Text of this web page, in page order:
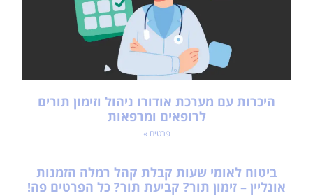
היכרות עם מערכת אודורו ניהול וזימון תורים
לרופאים ומרפאות
פרטים »
ביטוח לאומי שעות קבלת קהל רמלה הזמנות
אונליין – זימון תור? קביעת תור? כל הפרטים פה!